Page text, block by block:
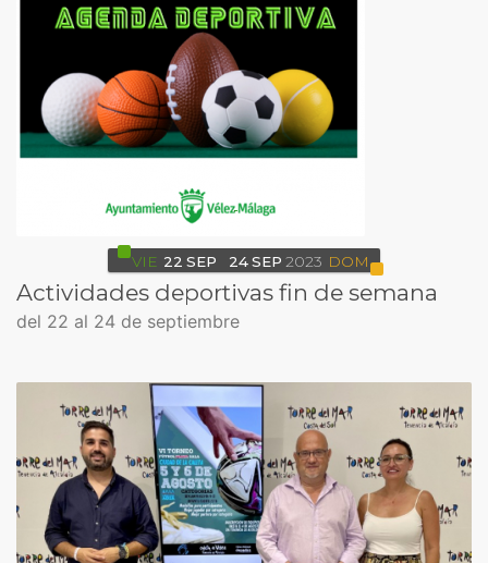
VIE 22 SEP 24SEP 2023 DOM
Actividades deportivas fin de semana
del 22 al 24 de septiembre